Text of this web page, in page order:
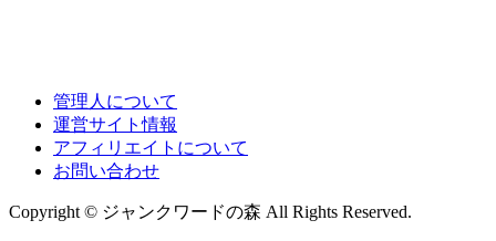
管理人について
運営サイト情報
アフィリエイトについて
お問い合わせ
Copyright © ジャンクワードの森 All Rights Reserved.